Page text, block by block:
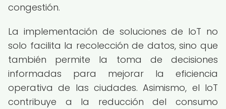
congestión.
La implementación de soluciones de IoT no
solo facilita la recolección de datos, sino que
también permite la toma de decisiones
informadas para mejorar la eficiencia
operativa de las ciudades. Asimismo, el IoT
contribuye a la reducción del consumo